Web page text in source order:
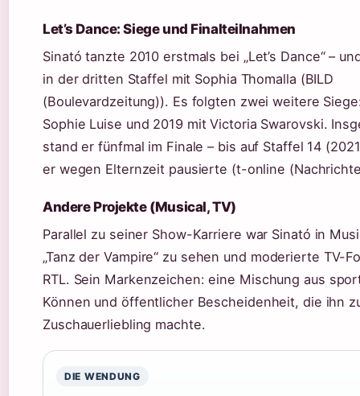
Let’s Dance: Siege und Finalteilnahmen
Sinató tanzte 2010 erstmals bei „Let’s Dance“ –
in der dritten Staffel mit Sophia Thomalla (BILD
(Boulevardzeitung)). Es folgten zwei weitere
Sophie Luise und 2019 mit Victoria Swarovski.
stand er fünfmal im Finale – bis auf Staffel 14
er wegen Elternzeit pausierte (t-online
Andere Projekte (Musical, TV)
Parallel zu seiner Show-Karriere war Sinató in
„Tanz der Vampire“ zu sehen und moderierte TV-
RTL. Sein Markenzeichen: eine Mischung aus
Können und öffentlicher Bescheidenheit, die ihn
Zuschauerliebling machte.
DIE WENDUNG